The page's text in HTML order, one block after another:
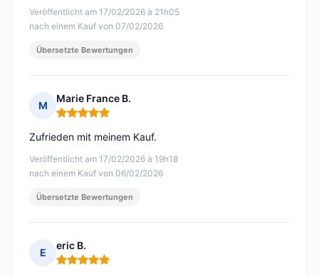
Veröffentlicht am 17/02/2026 à 21h05
nach einem Kauf von 07/02/2026
Übersetzte Bewertungen
M
Marie France B.
Hinweis: 5 von 5
Veröffentlicht am 17/02/2026 à 19h18
nach einem Kauf von 06/02/2026
Zufrieden mit meinem Kauf.
Übersetzte Bewertungen
E
eric B.
Hinweis: 5 von 5